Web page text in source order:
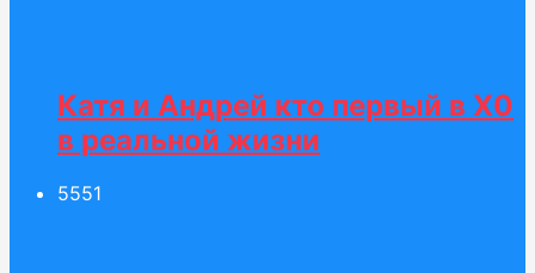
Катя и Андрей кто первый в Х0
в реальной жизни
5551